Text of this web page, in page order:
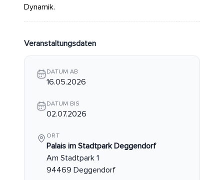
Dynamik.
Veranstaltungsdaten
DATUM AB
16.05.2026
DATUM BIS
02.07.2026
ORT
Palais im Stadtpark Deggendorf
Am Stadtpark 1
94469 Deggendorf